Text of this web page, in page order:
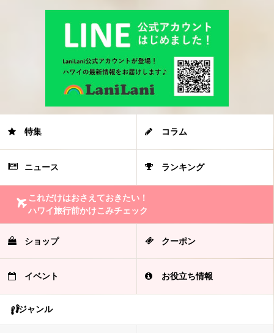
特集 コラム
ニュース ランキング
これだけはおさえておきたい！
ハワイ旅行前かけこみチェック
ショップ クーポン
イベント お役立ち情報
ジャンル